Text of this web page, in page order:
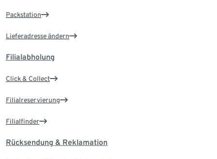
Packstation
Lieferadresse ändern
Filialabholung
Click & Collect
Filialreservierung
Filialfinder
Rücksendung & Reklamation